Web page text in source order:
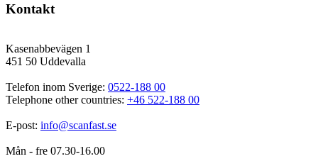
Kontakt
Kasenabbevägen 1
451 50 Uddevalla
Telefon inom Sverige: 0522-188 00
Telephone other countries: +46 522-188 00
E-post: info@scanfast.se
Mån - fre 07.30-16.00